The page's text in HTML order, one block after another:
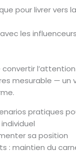
pour livrer vers
les
l’attention
mesurable — un
pratiques
sa position
: maintien du